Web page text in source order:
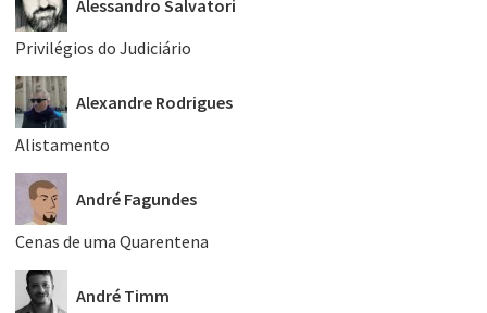
Alessandro Salvatori
Privilégios do Judiciário
Alexandre Rodrigues
Alistamento
André Fagundes
Cenas de uma Quarentena
André Timm